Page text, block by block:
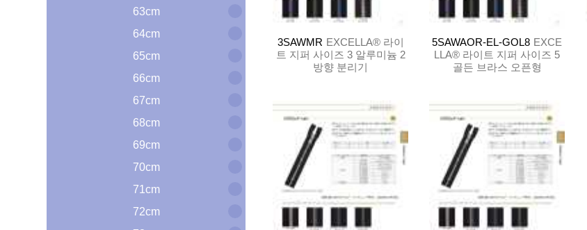
63cm
64cm
65cm
66cm
67cm
68cm
69cm
70cm
71cm
72cm
3SAWMR EXCELLA® 라이
트 지퍼 사이즈 3 알루미늄 2
방향 분리기
5SAWAOR-EL-GOL8 EXCE
LLA® 라이트 지퍼 사이즈 5
골든 브라스 오픈형